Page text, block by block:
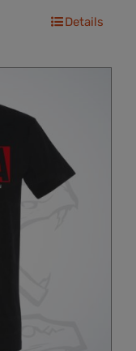
Details